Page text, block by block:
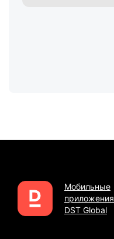
Мобильные
приложения
DST Global